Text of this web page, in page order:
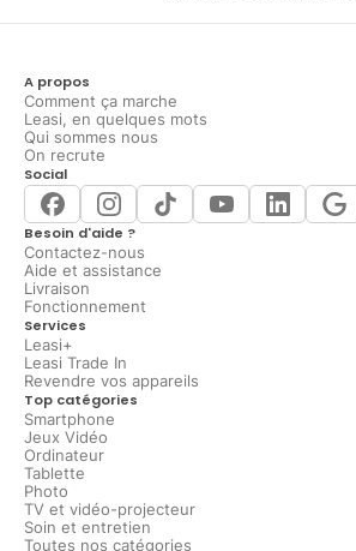
A propos
Comment ça marche
Leasi, en quelques mots
Qui sommes nous
On recrute
Social
Besoin d'aide ?
Contactez-nous
Aide et assistance
Livraison
Fonctionnement
Services
Leasi+
Leasi Trade In
Revendre vos appareils
Top catégories
Smartphone
Jeux Vidéo
Ordinateur
Tablette
Photo
TV et vidéo-projecteur
Soin et entretien
Toutes nos catégories